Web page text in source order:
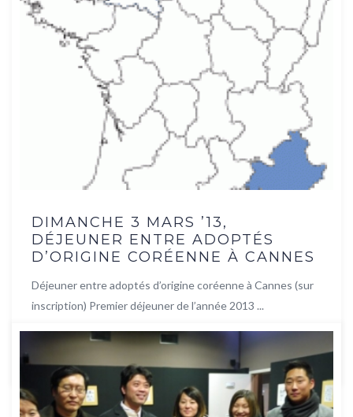
DIMANCHE 3 MARS ’13,
DÉJEUNER ENTRE ADOPTÉS
D’ORIGINE CORÉENNE À CANNES
Déjeuner entre adoptés d’origine coréenne à Cannes (sur
inscription) Premier déjeuner de l’année 2013 ...
Lire la suite